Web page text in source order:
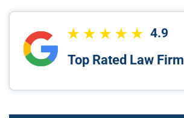
4.9
Top Rated Law Firm